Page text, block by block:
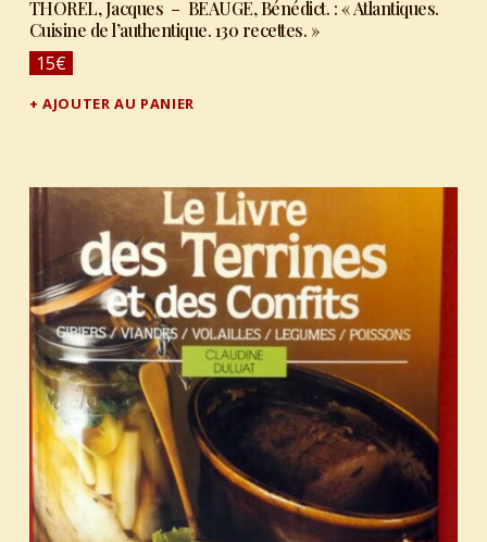
THOREL, Jacques – BEAUGE, Bénédict. : « Atlantiques.
Cuisine de l’authentique. 130 recettes. »
15€
AJOUTER AU PANIER